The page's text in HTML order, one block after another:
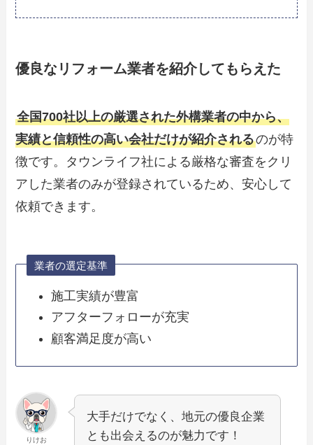
優良なリフォーム業者を紹介してもらえた
全国700社以上の厳選された外構業者の中から、
実績と信頼性の高い会社だけが紹介されるのが特
徴です。タウンライフ社による厳格な審査をクリ
アした業者のみが登録されているため、安心して
依頼できます。
業者の選定基準
施工実績が豊富
アフターフォローが充実
顧客満足度が高い
りけお
大手だけでなく、地元の優良企業
とも出会えるのが魅力です！